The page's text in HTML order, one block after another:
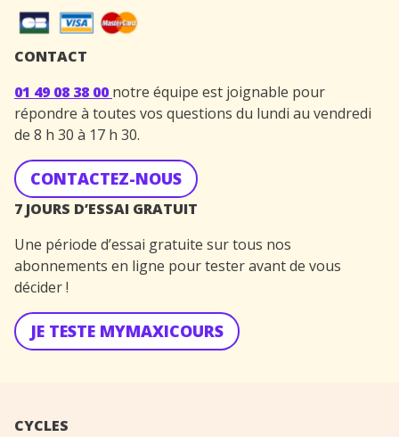
CONTACT
01 49 08 38 00 notre équipe est joignable pour
répondre à toutes vos questions du lundi au vendredi
de 8 h 30 à 17 h 30.
CONTACTEZ-NOUS
7 JOURS D’ESSAI GRATUIT
Une période d’essai gratuite sur tous nos
abonnements en ligne pour tester avant de vous
décider !
JE TESTE MYMAXICOURS
CYCLES